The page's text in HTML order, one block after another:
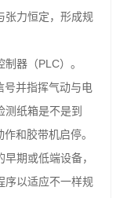
张力恒定，形成规
器（PLC）。
号并指挥气动与电
纸箱是不是到
和胶带机启停。
期或低端设备，
序以适应不一样规